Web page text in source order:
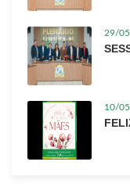
29/
10/